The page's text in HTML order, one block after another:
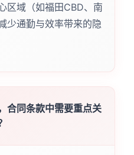
区域（如福田CBD、南
少通勤与效率带来的隐
合同条款中需要重点关